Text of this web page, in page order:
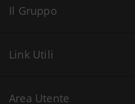
Il Gruppo
Link Utili
Area Utente